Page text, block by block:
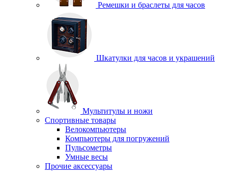
Ремешки и браслеты для часов
Шкатулки для часов и украшений
Мультитулы и ножи
Спортивные товары
Велокомпьютеры
Компьютеры для погружений
Пульсометры
Умные весы
Прочие аксессуары